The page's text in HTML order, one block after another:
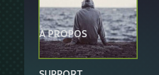
À PROPOS